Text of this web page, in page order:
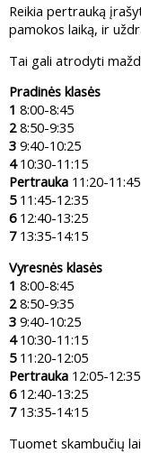
Reikia pertrauką
pamokos laiką, ir
Tai gali atrodyti
Pradinės klasės
1 8:00-8:45
28:50-9:35
3 9:40-10:25
410:30-11:15
Pertrauka 11:20-11:45
511:45-12:35
612:40-13:25
713:35-14:15
Vyresnės klasės
1 8:00-8:45
28:50-9:35
3 9:40-10:25
410:30-11:15
511:20-12:05
Pertrauka 12:05-12:35
612:40-13:25
713:35-14:15
Tuomet skambučių